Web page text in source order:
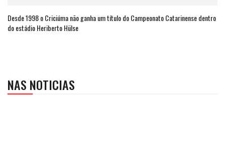
Desde 1998 o Criciúma não ganha um título do Campeonato Catarinense dentro
do estádio Heriberto Hülse
NAS NOTICIAS